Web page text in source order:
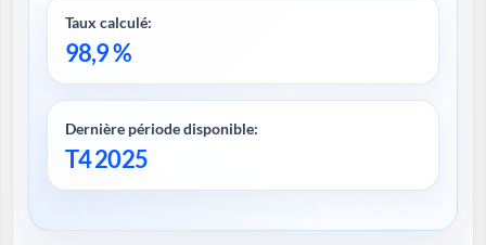
Taux calculé:
98,9 %
Dernière période disponible:
T4 2025